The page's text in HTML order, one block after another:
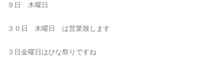
９日 木曜日
３０日 木曜日 は営業致します
３日金曜日はひな祭りですね